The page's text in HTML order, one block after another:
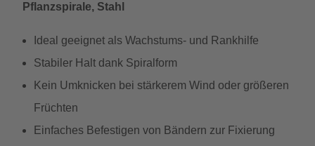
Pflanzspirale, Stahl
Ideal geeignet als Wachstums- und Rankhilfe
Stabiler Halt dank Spiralform
Kein Umknicken bei stärkerem Wind oder größeren
Früchten
Einfaches Befestigen von Bändern zur Fixierung